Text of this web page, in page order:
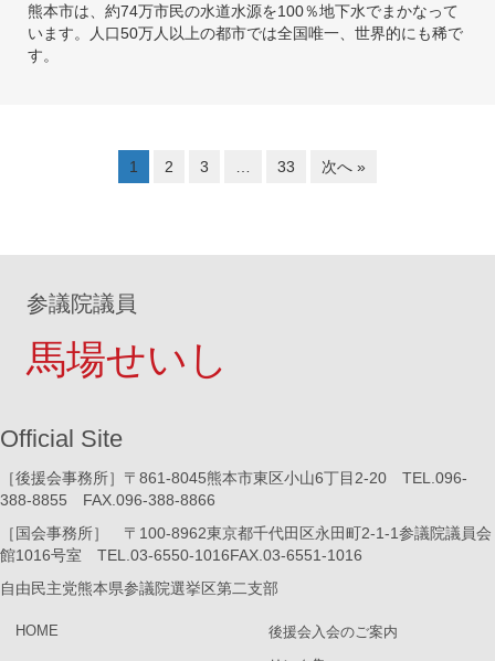
熊本市は、約74万市民の水道水源を100％地下水でまかなって
います。人口50万人以上の都市では全国唯一、世界的にも稀で
す。
1 2 3 33 次へ »
参議院議員
馬場せいし
Official Site
［後援会事務所］〒861-8045熊本市東区小山6丁目2-20 TEL.096-
388-8855 FAX.096-388-8866
［国会事務所］ 〒100-8962東京都千代田区永田町2-1-1参議院議員会
館1016号室 TEL.03-6550-1016FAX.03-6551-1016
自由民主党熊本県参議院選挙区第二支部
HOME
後援会入会のご案内